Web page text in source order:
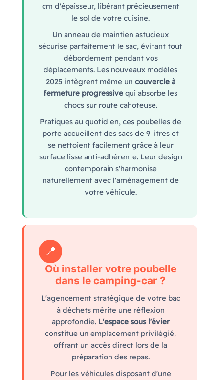
cm d'épaisseur, libérant précieusement
le sol de votre cuisine.
Un anneau de maintien astucieux
sécurise parfaitement le sac, évitant tout
débordement pendant vos
déplacements. Les nouveaux modèles
2025 intègrent même un couvercle à
fermeture progressive qui absorbe les
chocs sur route cahoteuse.
Pratiques au quotidien, ces poubelles de
porte accueillent des sacs de 9 litres et
se nettoient facilement grâce à leur
surface lisse anti-adhérente. Leur design
contemporain s'harmonise
naturellement avec l'aménagement de
votre véhicule.
📍
Où installer votre poubelle
dans le camping-car ?
L'agencement stratégique de votre bac
à déchets mérite une réflexion
approfondie. L'espace sous l'évier
constitue un emplacement privilégié,
offrant un accès direct lors de la
préparation des repas.
Pour les véhicules disposant d'une